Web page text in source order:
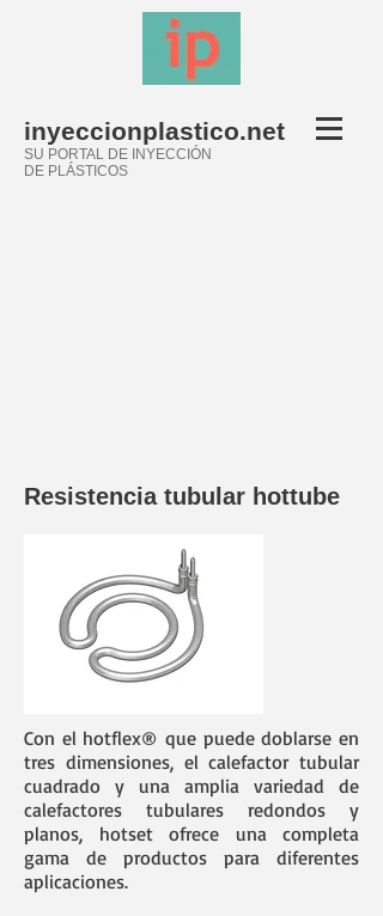
inyeccionplastico.net
SU PORTAL DE INYECCIÓN
DE PLÁSTICOS
Resistencia tubular hottube
Con el hotflex® que puede doblarse en
tres dimensiones, el calefactor tubular
cuadrado y una amplia variedad de
calefactores tubulares redondos y
planos, hotset ofrece una completa
gama de productos para diferentes
aplicaciones.